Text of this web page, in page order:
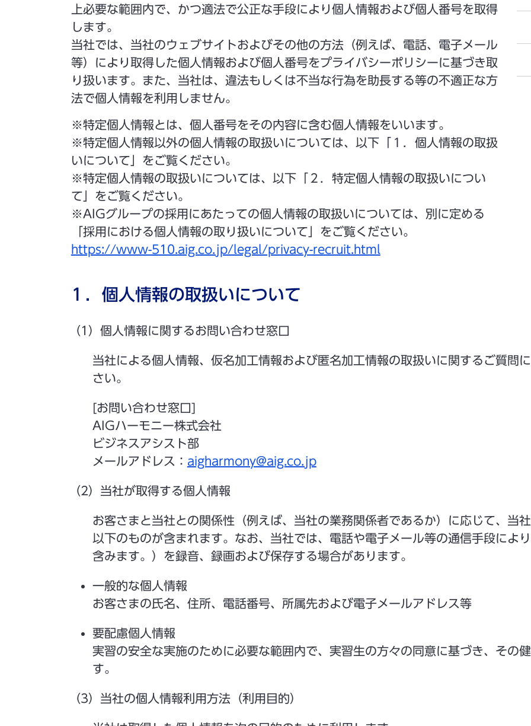
上必要な範囲内で、かつ適法で公正な手段により個人情報および個人番号を取得
します。
当社では、当社のウェブサイトおよびその他の方法（例えば、電話、電子メール
等）により取得した個人情報および個人番号をプライバシーポリシーに基づき取
り扱います。また、当社は、違法もしくは不当な行為を助長する等の不適正な方
法で個人情報を利用しません。
※特定個人情報とは、個人番号をその内容に含む個人情報をいいます。
※特定個人情報以外の個人情報の取扱いについては、以下「１．個人情報の取扱
いについて」をご覧ください。
※特定個人情報の取扱いについては、以下「２．特定個人情報の取扱いについ
て」をご覧ください。
※AIGグループの採用にあたっての個人情報の取扱いについては、別に定める
「採用における個人情報の取り扱いについて」をご覧ください。
https://www-510.aig.co.jp/legal/privacy-recruit.html
１．個人情報の取扱いについて
（1）個人情報に関するお問い合わせ窓口
当社による個人情報、仮名加工情報および匿名加工情報の取扱いに関するご質問
さい。
[お問い合わせ窓口]
AIGハーモニー株式会社
ビジネスアシスト部
メールアドレス： aigharmony@aig.co.jp
（2）当社が取得する個人情報
お客さまと当社との関係性（例えば、当社の業務関係者であるか）に応じて、当
以下のものが含まれます。なお、当社では、電話や電子メール等の通信手段によ
含みます。）を録音、録画および保存する場合があります。
一般的な個人情報
お客さまの氏名、住所、電話番号、所属先および電子メールアドレス等
要配慮個人情報
実習の安全な実施のために必要な範囲内で、実習生の方々の同意に基づき、その
す。
（3）当社の個人情報利用方法（利用目的）